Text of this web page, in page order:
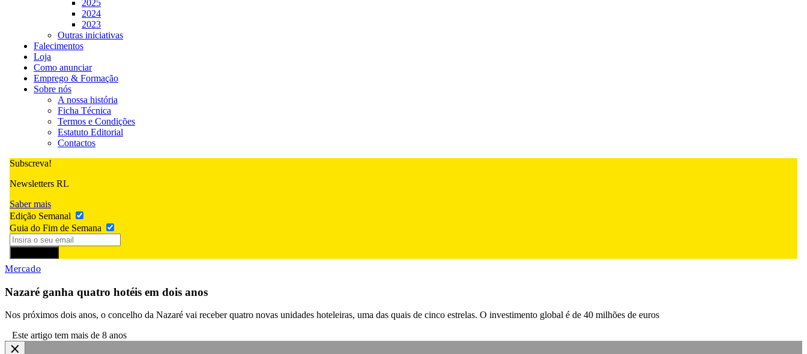
2025
2024
2023
Outras iniciativas
Falecimentos
Loja
Como anunciar
Emprego & Formação
Sobre nós
A nossa história
Ficha Técnica
Termos e Condições
Estatuto Editorial
Contactos
Subscreva!
Newsletters RL
Saber mais
Edição Semanal
Guia do Fim de Semana
Mercado
Nazaré ganha quatro hotéis em dois anos
Nos próximos dois anos, o concelho da Nazaré vai receber quatro novas unidades hoteleiras, uma das quais de cinco estrelas. O investimento global é de 40 milhões de euros
Este artigo tem mais de 8 anos